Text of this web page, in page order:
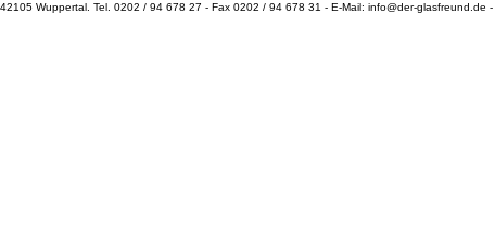
Wuppertal. Tel. 0202 / 94 678 27 - Fax 0202 / 94 678 31 - E-Mail: info@der-glasfreund.de -